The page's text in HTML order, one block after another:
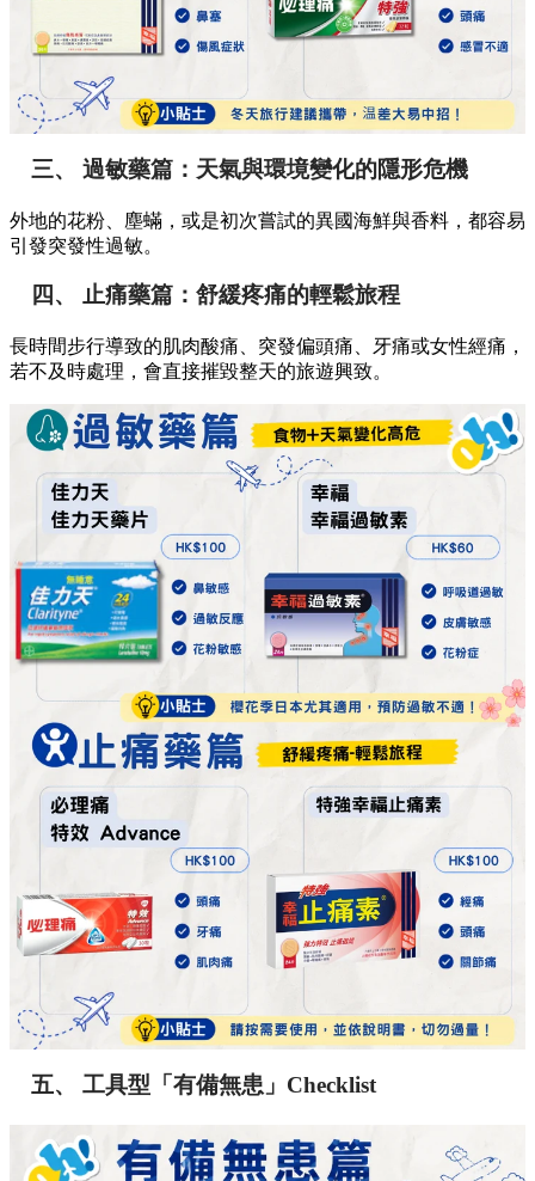
三、 過敏藥篇：天氣與環境變化的隱形危機
外地的花粉、塵蟎，或是初次嘗試的異國海鮮與香料，都容易
引發突發性過敏。
四、 止痛藥篇：舒緩疼痛的輕鬆旅程
長時間步行導致的肌肉酸痛、突發偏頭痛、牙痛或女性經痛，
若不及時處理，會直接摧毀整天的旅遊興致。
五、 工具型「有備無患」Checklist